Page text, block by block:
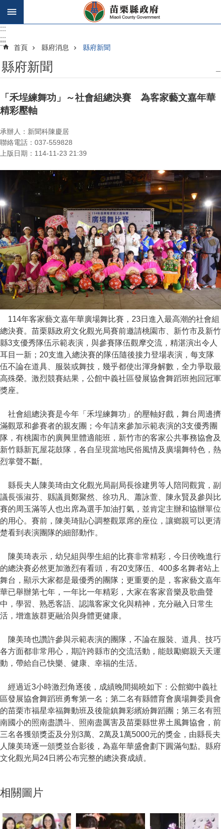
跳到主要內容區塊
:::
:::
::: 首頁 縣府消息 縣府新聞
縣府新聞
「禾埕練舞功」～社會組總決賽 為客家藝文嘉年華
精彩壓軸
承辦人：新聞科陳慶居
聯絡電話：037-559828
上版日期：114-11-23 21:39
114年客家藝文嘉年華廣場舞比賽，23日進入最高潮的社會組
總決賽。苗栗縣政府文化觀光局賽前邀請桃園市、新竹市及新竹
縣3支優秀隊伍示範表演，與參賽隊伍觀摩交流，精湛演出令人
耳目一新；20支進入總決賽的隊伍隨後接力登場表演，每支隊
伍不論在道具、服裝或舞技，幾乎都使出渾身解數，全力爭取最
高殊榮。激烈競賽結果，公館中義社區發展協會舞蹈班抱回冠軍
獎座。
社會組總決賽是今年「禾埕練舞功」的壓軸好戲，舞台周邊擠
滿觀眾和參賽者的親友團；今年請來參加示範表演的3支優秀團
隊，有桃園市的廣興里體適能班，新竹市的客家公共事務協會及
新竹縣新瓦屋花鼓隊，各自呈現當地民俗風情及廣場舞特色，熱
烈掌聲不斷。
縣長夫人陳美琦由文化觀光局副局長徐建男等人陪同觀賞，副
議長張淑芬、縣議員鄭聚然、徐功凡、蕭詠萱、陳永賢及參與比
賽的周玉滿等人也出席為選手加油打氣，並肯定主辦和協辦單位
的用心。賽前，陳美琦貼心調整觀眾席的座位，讓鄉親可以更清
楚看到表演團隊的細部動作。
陳美琦表示，幼兒組與學生組的比賽非常精彩，今日傍晚進行
的總決賽必然更加激烈有看頭，有20支隊伍、400多名舞者站上
舞台，顯示大家都是最優秀的團隊；更重要的是，客家藝文嘉年
華已舉辦第七年，一年比一年精彩，大家在客家音樂及歌曲聲
中，學習、熟悉客語、認識客家文化與精神，充分融入日常生
活，增進族群更融洽與身體更健康。
陳美琦也讚許參與示範表演的團隊，不論在服裝、道具、技巧
各方面都非常用心，期許跨縣市的交流活動，能鼓勵鄉親天天運
動，帶給自己快樂、健康、幸福的生活。
經過近3小時激烈角逐後，成績晚間揭曉如下：公館鄉中義社
區發展協會舞蹈班勇奪第一名；第二名有縣體育會廣場舞委員會
的苗栗市福星幸福舞動班及後龍鎮舞彩繽紛舞蹈團；第三名有照
南國小的照南盡讚斗、照南盡厲害及苗栗縣世界土風舞協會，前
三名各獲頒獎盃及分別3萬、2萬及1萬5000元的獎金，由縣長夫
人陳美琦逐一頒獎並合影後，為嘉年華盛會劃下圓滿句點。縣府
文化觀光局24日將公布完整的總決賽成績。
相關圖片